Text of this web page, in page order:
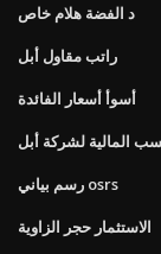
د الفضة هلام خاص
راتب مقاول أبل
أسوأ أسعار الفائدة
المالية لشركة أبل
رسم بياني osrs
الاستثمار حجر الزاوية